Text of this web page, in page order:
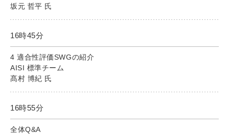
坂元 哲平 氏
16時45分
4 適合性評価SWGの紹介
AISI 標準チーム
髙村 博紀 氏
16時55分
全体Q&A